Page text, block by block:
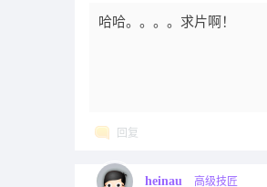
哈哈。。。。求片啊！
回复
heinau 高级技匠